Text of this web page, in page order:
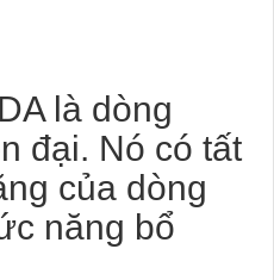
là dòng
đại. Nó có tất
của dòng
năng bổ